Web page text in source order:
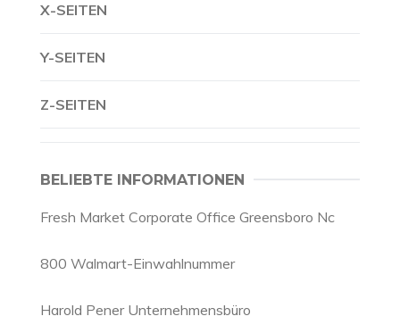
X-SEITEN
Y-SEITEN
Z-SEITEN
BELIEBTE INFORMATIONEN
Fresh Market Corporate Office Greensboro Nc
800 Walmart-Einwahlnummer
Harold Pener Unternehmensbüro